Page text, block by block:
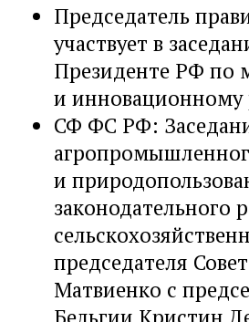
Председатель
участвует в
Президенте РФ по
и инновационному
СФ ФС РФ:
и
законодательного
председателя
Матвиенко с
Бельгии Кристин